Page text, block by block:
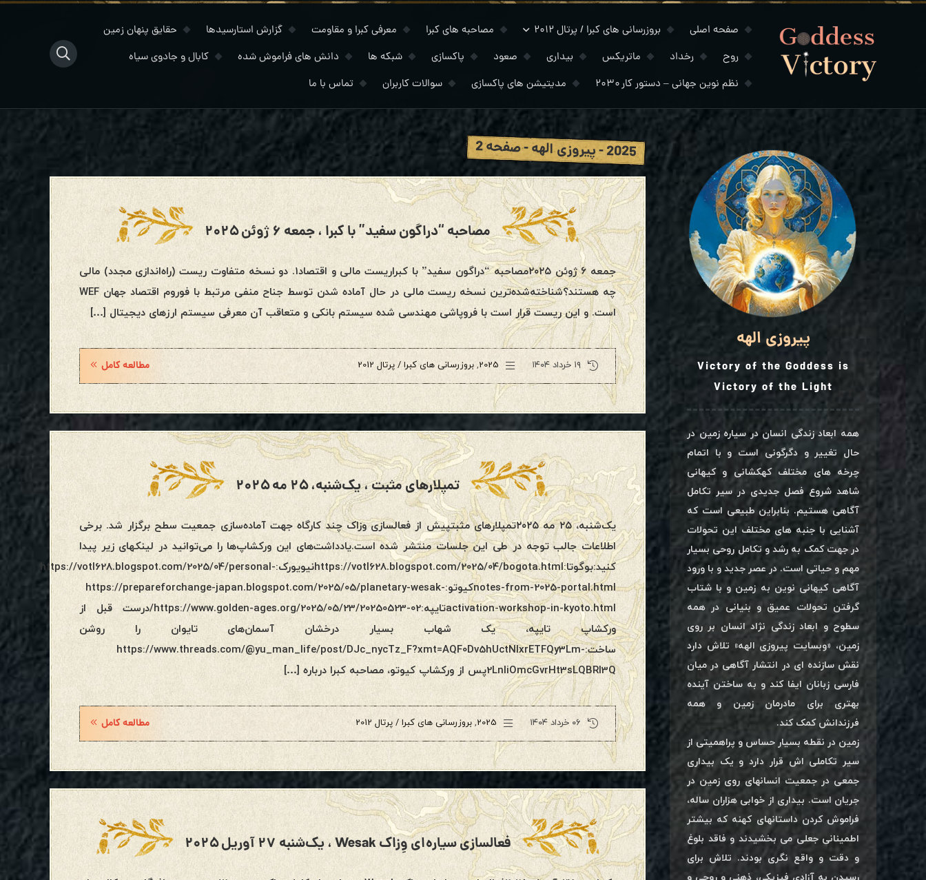
صفحه اصلی بروزرسانی های کبرا / پرتال ۲۰۱۲ مصاحبه های کبرا معرفی کبرا و مقاومت گزارش استارسیدها
حقایق پنهان زمین
روح
رخداد ماتریکس بیداری صعود پاکسازی شبکه ها دانش های فراموش شده
کابال و جادوی سیاه
نظم نوین جهانی – دستور کار ۲۰۳۰
مدیتیشن های پاکسازی سوالات کاربران تماس با ما
2025 - پیروزی الهه - صفحه 2
مصاحبه “دراگون سفید” با کبرا ، جمعه ۶ ژوئن ۲۰۲۵
جمعه ۶ ژوئن ۲۰۲۵مصاحبه “دراگون سفید” با کبراریست مالی و اقتصاد۱. دو نسخه متفاوت ریست (راه‌اندازی مجدد) مالی
چه هستند؟شناخته‌شده‌ترین نسخه ریست مالی در حال آماده شدن توسط جناح منفی مرتبط با فوروم اقتصاد جهان WEF
است. و این ریست قرار است با فروپاشی مهندسی شده سیستم بانکی و متعاقب آن معرفی سیستم ارزهای دیجیتال […]
۱۹ خرداد ۱۴۰۴ 2025
, بروزرسانی های کبرا / پرتال 2012 مطالعه کامل
تمپلارهای مثبت ، یک‌شنبه، ۲۵ مه ۲۰۲۵
یک‌شنبه، ۲۵ مه ۲۰۲۵تمپلارهای مثبتپیش از فعالسازی وزاک چند کارگاه جهت آماده‌سازی جمعیت سطح برگزار شد. برخی
اطلاعات جالب توجه در طی این جلسات منتشر شده است.یادداشت‌های این ورکشاپ‌ها را می‌توانید در لینکهای زیر پیدا
کنید:بوگوتا:https://votl628.blogspot.com/2025/04/bogota.htmlنیویورک:https://votl628.blogspot.com/2025/04/personal-
notes-from-2025-portal.htmlکیوتو:https://prepareforchange-japan.blogspot.com/2025/05/planetary-wesak-
activation-workshop-in-kyoto.htmlتایپه:https://www.golden-ages.org/2025/05/23/20250523-02/درست قبل از
ورکشاپ تایپه، یک شهاب بسیار درخشان آسمان‌های تایوان را روشن
ساخت:https://www.threads.com/@yu_man_life/post/DJc_nycTz_F?xmt=AQF0Dv5hUctNlxrETFQy3Lm-
2LnIiOmcGvrHt3sLQBRl3Qپس از ورکشاپ کیوتو، مصاحبه کبرا درباره […]
۰۶ خرداد ۱۴۰۴ 2025
, بروزرسانی های کبرا / پرتال 2012 مطالعه کامل
فعالسازی سیاره‌ای وِزاک Wesak ، یک‌شنبه ۲۷ آوریل ۲۰۲۵
پیروزی الهه
Victory of the Goddess is
Victory of the Light
همه ابعاد زندگی انسان در سیاره زمین در
حال تغییر و دگرگونی است و با اتمام
چرخه های مختلف کهکشانی و کیهانی
شاهد شروع فصل جدیدی در سیر تکامل
آگاهی هستیم. بنابراین طبیعی است که
آشنایی با جنبه های مختلف این تحولات
در جهت کمک به رشد و تکامل روحی بسیار
مهم و حیاتی است. در عصر جدید و با ورود
آگاهی کیهانی نوین به زمین و با شتاب
گرفتن تحولات عمیق و بنیانی در همه
سطوح و ابعاد زندگی نژاد انسان بر روی
زمین، «وبسایت پیروزی الهه» تلاش دارد
نقش سازنده ای در انتشار آگاهی در میان
فارسی زبانان ایفا کند و به ساختن آینده
بهتری برای مادرمان زمین و همه
فرزندانش کمک کند.
زمین در نقطه بسیار حساس و پراهمیتی از
سیر تکاملی اش قرار دارد و یک بیداری
جمعی در جمعیت انسانهای روی زمین در
جریان است. بیداری از خوابی هزاران ساله،
فراموش کردن داستانهای کهنه که بیشتر
اطمینانی جعلی می بخشیدند و فاقد بلوغ
و دقت و واقع نگری بودند. تلاش برای